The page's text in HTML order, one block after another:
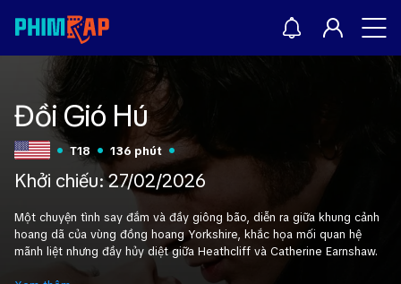
Đồi Gió Hú
T18 136 phút
Khởi chiếu:27/02/2026
Một chuyện tình say đắm và đầy giông bão, diễn ra giữa khung cảnh
hoang dã của vùng đồng hoang Yorkshire, khắc họa mối quan hệ
mãnh liệt nhưng đầy hủy diệt giữa Heathcliff và Catherine Earnshaw.